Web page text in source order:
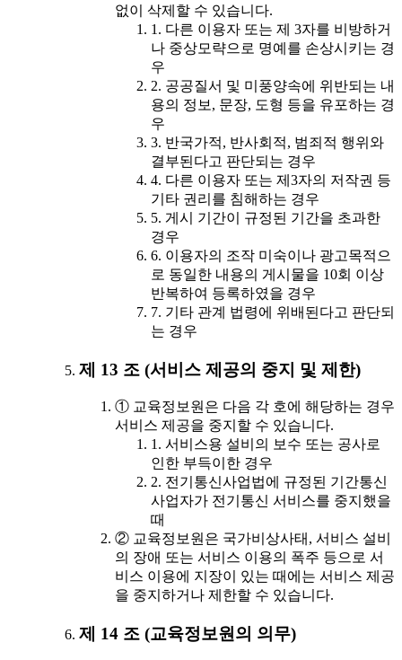
없이 삭제할 수 있습니다.
1. 다른 이용자 또는 제 3자를 비방하거
나 중상모략으로 명예를 손상시키는 경
우
2. 공공질서 및 미풍양속에 위반되는 내
용의 정보, 문장, 도형 등을 유포하는 경
우
3. 반국가적, 반사회적, 범죄적 행위와
결부된다고 판단되는 경우
4. 다른 이용자 또는 제3자의 저작권 등
기타 권리를 침해하는 경우
5. 게시 기간이 규정된 기간을 초과한
경우
6. 이용자의 조작 미숙이나 광고목적으
로 동일한 내용의 게시물을 10회 이상
반복하여 등록하였을 경우
7. 기타 관계 법령에 위배된다고 판단되
는 경우
제 13 조 (서비스 제공의 중지 및 제한)
① 교육정보원은 다음 각 호에 해당하는 경우
서비스 제공을 중지할 수 있습니다.
1. 서비스용 설비의 보수 또는 공사로
인한 부득이한 경우
2. 전기통신사업법에 규정된 기간통신
사업자가 전기통신 서비스를 중지했을
때
② 교육정보원은 국가비상사태, 서비스 설비
의 장애 또는 서비스 이용의 폭주 등으로 서
비스 이용에 지장이 있는 때에는 서비스 제공
을 중지하거나 제한할 수 있습니다.
제 14 조 (교육정보원의 의무)